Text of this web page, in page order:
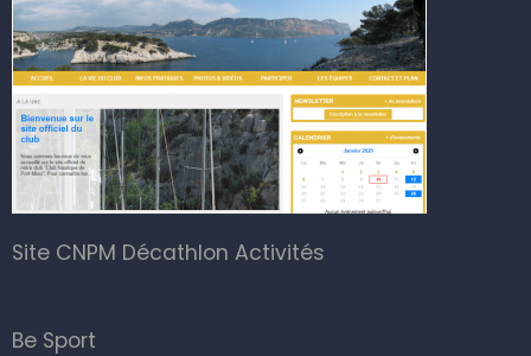
Site CNPM Décathlon Activités
Be Sport